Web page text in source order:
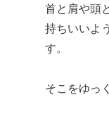
首と肩や頭
持ちいいよ
す。
そこをゆっ